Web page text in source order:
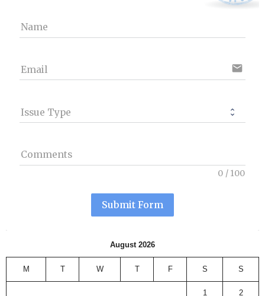
Name
Email email
Issue Type
Comments
0 / 100
Submit Form
August 2026
M T W T F S S
1 2